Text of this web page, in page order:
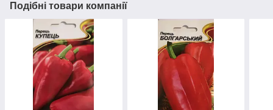
Подібні товари компанії